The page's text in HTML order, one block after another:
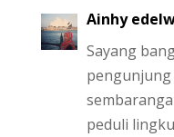
Ainhy
Sayang
pengunjung
peduli